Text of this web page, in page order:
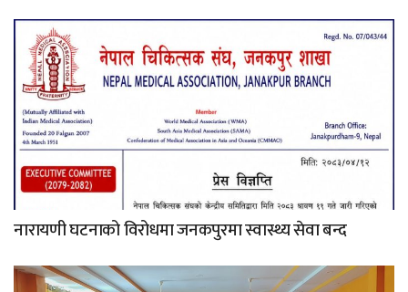
नारायणी घटनाको विरोधमा जनकपुरमा स्वास्थ्य सेवा बन्द